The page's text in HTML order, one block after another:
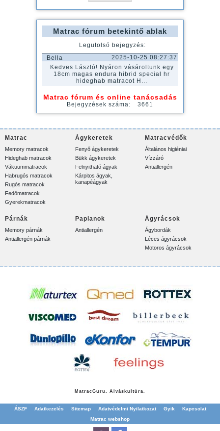
Matrac fórum betekintő ablak
Legutolsó bejegyzés:
Bella
2025-10-25 08:27:37
Kedves László! Nyáron vásároltunk egy
18cm magas endura hibrid special hr
hideghab matracot H...
Matrac fórum és online tanácsadás
Bejegyzések száma: 3661
Matrac
Memory matracok
Hideghab matracok
Vákuummatracok
Habrugós matracok
Rugós matracok
Fedőmatracok
Gyerekmatracok
Ágykeretek
Fenyő ágykeretek
Bükk ágykeretek
Felnyitható ágyak
Kárpitos ágyak,
kanapéágyak
Matracvédők
Általános higiéniai
Vízzáró
Antiallergén
Párnák
Memory párnák
Antiallergén párnák
Paplanok
Antiallergén
Ágyrácsok
Ágybordák
Léces ágyrácsok
Motoros ágyrácsok
MatracGuru. Alváskultúra.
ÁSZF Adatkezelés Sitemap Adatvédelmi Nyilatkozat Gyik
Kapcsolat
Matrac webshop